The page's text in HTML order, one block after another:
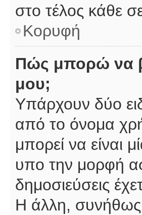
στο τέλος κάθε
Κορυφή
Πώς μπορώ να
μου;
Υπάρχουν δύο
από το όνομα
μπορεί να είναι
υπο την μορφή
δημοσιεύσεις
Η άλλη, συνήθως